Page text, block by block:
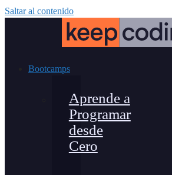
Saltar al contenido
Bootcamps
Aprende a
Programar
desde
Cero